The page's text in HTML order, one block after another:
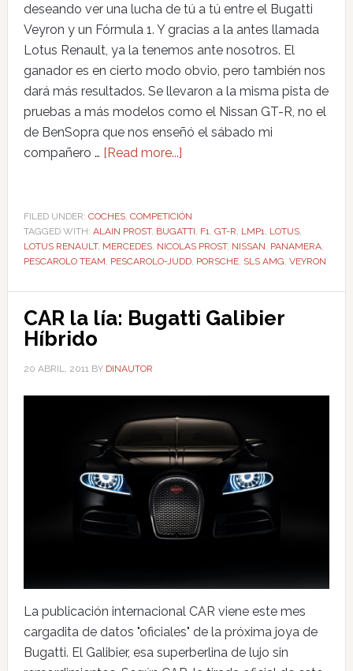
deseando ver una lucha de tú a tú entre el Bugatti
Veyron y un Fórmula 1. Y gracias a la antes llamada
Lotus Renault, ya la tenemos ante nosotros. El
ganador es en cierto modo obvio, pero también nos
dará más resultados. Se llevaron a la misma pista de
pruebas a más modelos como el Nissan GT-R, no el
de BenSopra que nos enseñó el sábado mi
compañero … [Read more...]
FILED UNDER: COCHES, COMPETICIÓN
TAGGED WITH: ALAIN PROST, BUGATTI F1 GT-R LMP1 LOTUS,
LOTUS RENAULT, MERCEDES, NICOLAS PROST, NISSAN PANAMERA,
PESCAROLO TEAM PESCAROLO-JUDD, PORSCHE, SLS AMG VEYRON
CAR la lía: Bugatti Galibier
Híbrido
20 ABRIL, 2011 BY DINAUTOR
La publicación internacional CAR viene este mes
cargadita de datos "oficiales" de la próxima joya de
Bugatti. El Galibier, esa superberlina de lujo sin